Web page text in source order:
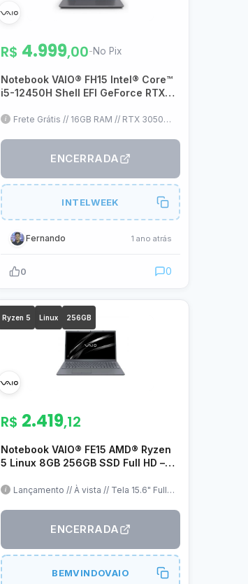
R$ 4.999,00- No Pix
Notebook VAIO® FH15 Intel® Core™
i5-12450H Shell EFI GeForce RTX®
HD LED WVA Cinza Escuro –
Frete Grátis // 16GB RAM // RTX 3050
Retroiluminado // Sem SO
ENCERRADA
INTELWEEK
Fernando 1 ano atrás
0 0
Ryzen 5 Linux 256GB
R$ 2.419,12
Notebook VAIO® FE15 AMD® Ryzen
5 Linux 8GB 256GB SSD Full HD –
Lançamento // À vista // Tela 15.6" Full
// Teclado resiste à água // Frete Grátis
ENCERRADA
BEMVINDOVAIO